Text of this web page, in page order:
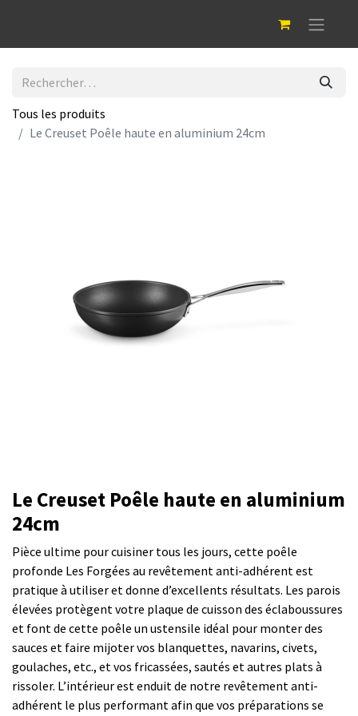
Tous les produits
Le Creuset Poêle haute en aluminium 24cm
Le Creuset Poêle haute en aluminium
24cm
Pièce ultime pour cuisiner tous les jours, cette poêle
profonde Les Forgées au revêtement anti-adhérent est
pratique à utiliser et donne d’excellents résultats. Les parois
élevées protègent votre plaque de cuisson des éclaboussures
et font de cette poêle un ustensile idéal pour monter des
sauces et faire mijoter vos blanquettes, navarins, civets,
goulaches, etc., et vos fricassées, sautés et autres plats à
rissoler. L’intérieur est enduit de notre revêtement anti-
adhérent le plus performant afin que vos préparations se